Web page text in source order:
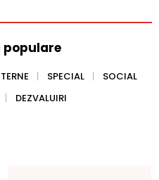
populare
SPECIAL
SOCIAL
DEZVALUIRI